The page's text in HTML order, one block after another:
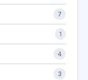
7
1
4
3